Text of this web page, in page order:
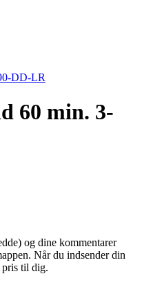
DD-LR
60 min. 3-
og dine kommentarer
Når du indsender din
pris til dig.